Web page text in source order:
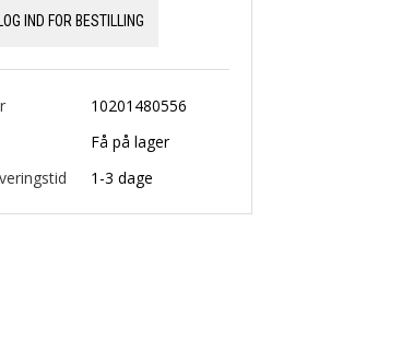
LOG IND FOR BESTILLING
10201480556
Få på lager
1-3 dage